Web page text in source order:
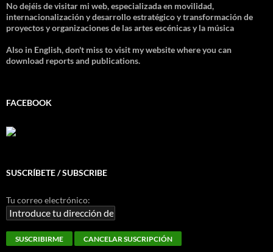
No dejéis de visitar mi web, especializada en movilidad,
internacionalización y desarrollo estratégico y transformación de
proyectos y organizaciones de las artes escénicas y la música
Also in English, don't miss to visit my website where you can
download reports and publications.
FACEBOOK
SUSCRÍBETE / SUBSCRIBE
Tu correo electrónico: